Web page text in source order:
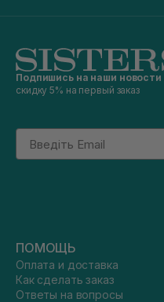
Подпишись на наши новости
скидку 5% на первый заказ
Email
ПОМОЩЬ
Оплата и доставка
Как сделать заказ
Ответы на вопросы